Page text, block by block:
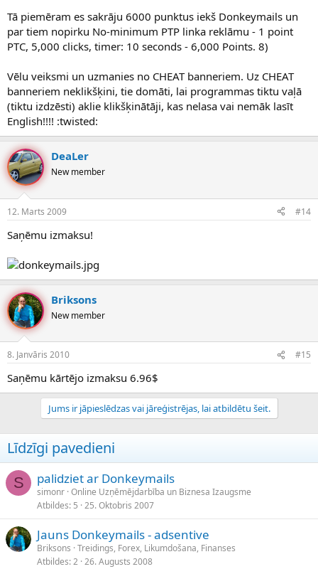
Tā piemēram es sakrāju 6000 punktus iekš Donkeymails un
par tiem nopirku No-minimum PTP linka reklāmu - 1 point
PTC, 5,000 clicks, timer: 10 seconds - 6,000 Points. 8)
Vēlu veiksmi un uzmanies no CHEAT banneriem. Uz CHEAT
banneriem neklikšķini, tie domāti, lai programmas tiktu vaļā
(tiktu izdzēsti) aklie klikšķinātāji, kas nelasa vai nemāk lasīt
English!!!! :twisted:
DeaLer
New member
12. Marts 2009 #14
Saņēmu izmaksu!
Briksons
New member
8. Janvāris 2010 #15
Saņēmu kārtējo izmaksu 6.96$
Jums ir jāpieslēdzas vai jāreģistrējas, lai atbildētu šeit.
Līdzīgi pavedieni
S palidziet ar Donkeymails
simonr Online Uzņēmējdarbība un Biznesa Izaugsme
Atbildes 5 25. Oktobris 2007
Jauns Donkeymails - adsentive
Briksons Treidings, Forex, Likumdošana, Finanses
Atbildes 2 26. Augusts 2008